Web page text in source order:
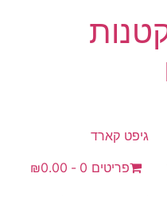
גיפט קארד
פריטים 0 ₪0.00